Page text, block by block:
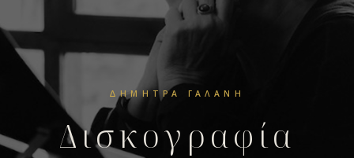
ΔΉΜΗΤΡΑ ΓΑΛΆΝΗ
Δισκογραφία